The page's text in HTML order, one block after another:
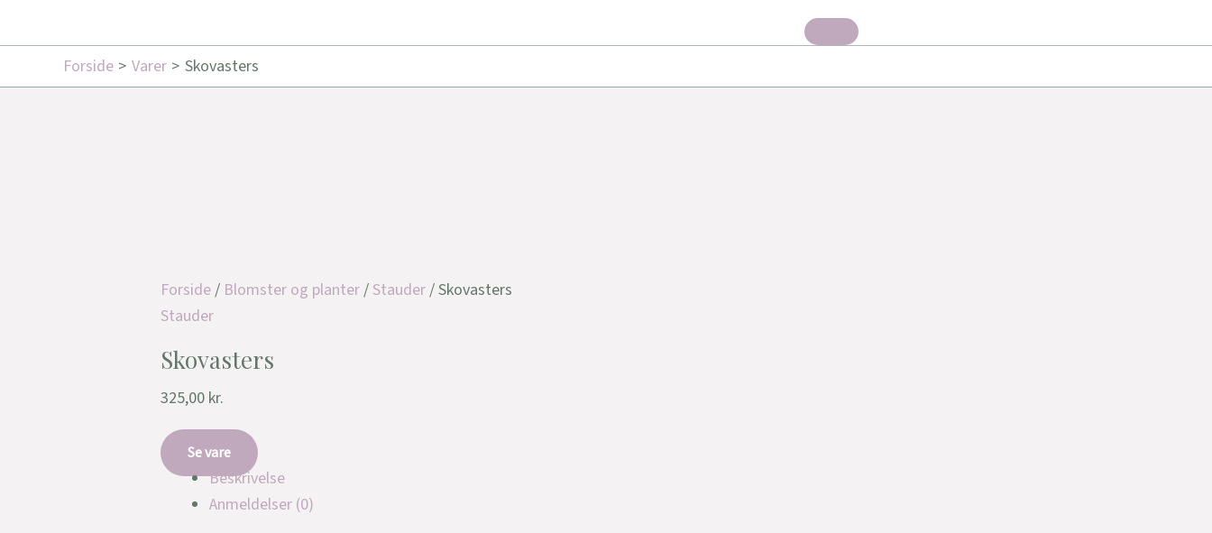
Forside Varer Skovasters
Forside/ Blomster og planter/ Stauder/ Skovasters
Stauder
Skovasters
325,00 kr.
Se vare
Beskrivelse
Anmeldelser (0)